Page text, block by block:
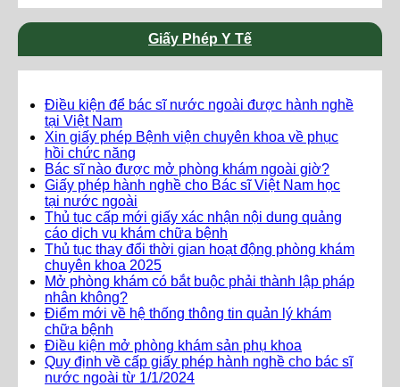
Giấy Phép Y Tế
Điều kiện để bác sĩ nước ngoài được hành nghề
tại Việt Nam
Xin giấy phép Bệnh viện chuyên khoa về phục
hồi chức năng
Bác sĩ nào được mở phòng khám ngoài giờ?
Giấy phép hành nghề cho Bác sĩ Việt Nam học
tại nước ngoài
Thủ tục cấp mới giấy xác nhận nội dung quảng
cáo dịch vụ khám chữa bệnh
Thủ tục thay đổi thời gian hoạt động phòng khám
chuyên khoa 2025
Mở phòng khám có bắt buộc phải thành lập pháp
nhân không?
Điểm mới về hệ thống thông tin quản lý khám
chữa bệnh
Điều kiện mở phòng khám sản phụ khoa
Quy định về cấp giấy phép hành nghề cho bác sĩ
nước ngoài từ 1/1/2024